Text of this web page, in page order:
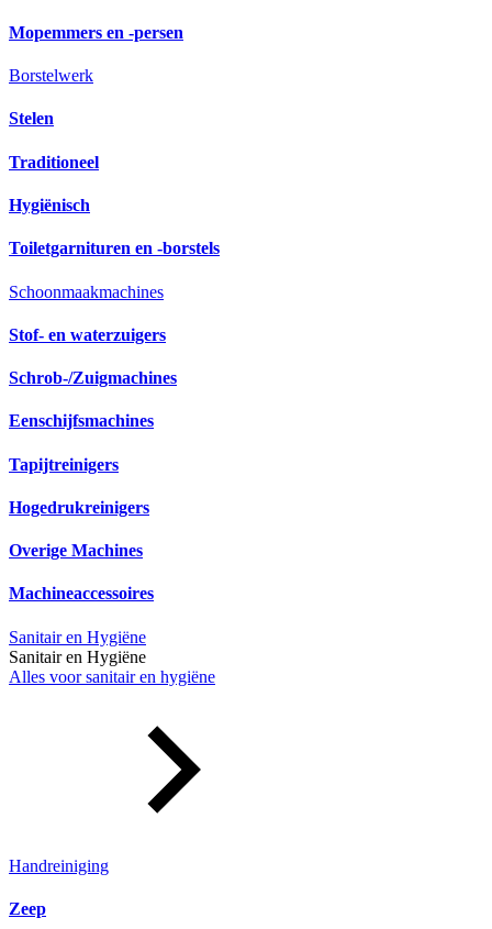
Mopemmers en -persen
Borstelwerk
Stelen
Traditioneel
Hygiënisch
Toiletgarnituren en -borstels
Schoonmaakmachines
Stof- en waterzuigers
Schrob-/Zuigmachines
Eenschijfsmachines
Tapijtreinigers
Hogedrukreinigers
Overige Machines
Machineaccessoires
Sanitair en Hygiëne
Sanitair en Hygiëne
Alles voor sanitair en hygiëne
Handreiniging
Zeep